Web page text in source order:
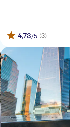
4,73/5 (3)